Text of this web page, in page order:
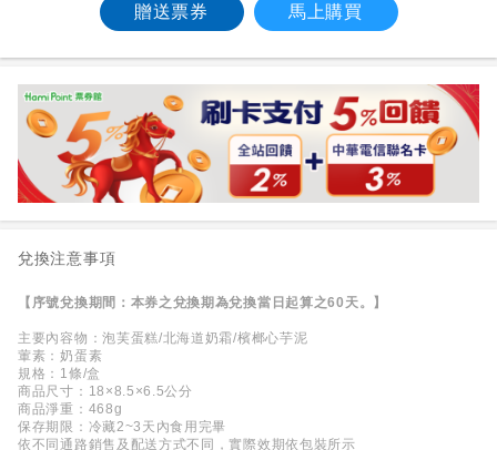
贈送票券 馬上購買
兌換注意事項
【序號兌換期間：本券之兌換期為兌換當日起算之60天。】
主要內容物：泡芙蛋糕/北海道奶霜/檳榔心芋泥
葷素：奶蛋素
規格：1條/盒
商品尺寸：18×8.5×6.5公分
商品淨重：468g
保存期限：冷藏2~3天內食用完畢
依不同通路銷售及配送方式不同，實際效期依包裝所示